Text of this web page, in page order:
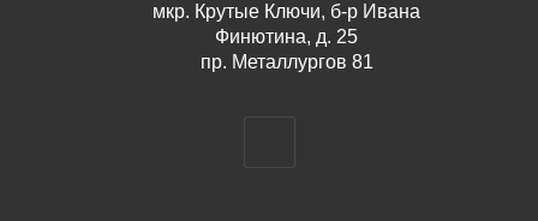
мкр. Крутые Ключи, б-р Ивана
Финютина, д. 25
пр. Металлургов 81